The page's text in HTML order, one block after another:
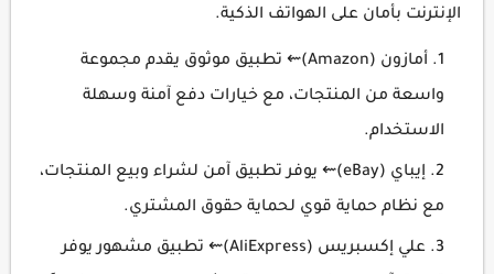
الإنترنت بأمان على الهواتف الذكية.
أمازون (Amazon)⇜ تطبيق موثوق يقدم مجموعة
واسعة من المنتجات، مع خيارات دفع آمنة وسهلة
الاستخدام.
إيباي (eBay)⇜ يوفر تطبيق آمن لشراء وبيع المنتجات،
مع نظام حماية قوي لحماية حقوق المشتري.
علي إكسبريس (AliExpress)⇜ تطبيق مشهور يوفر